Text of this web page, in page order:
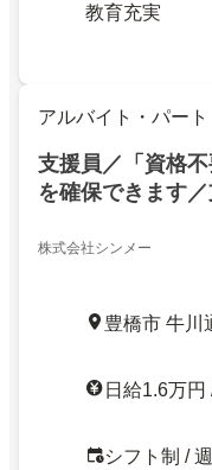
教育充実
アルバイト・パート
支援員／「資格
を確保できます
株式会社シンメー
豊橋市 牛川
日給1.6万
シフト制 /